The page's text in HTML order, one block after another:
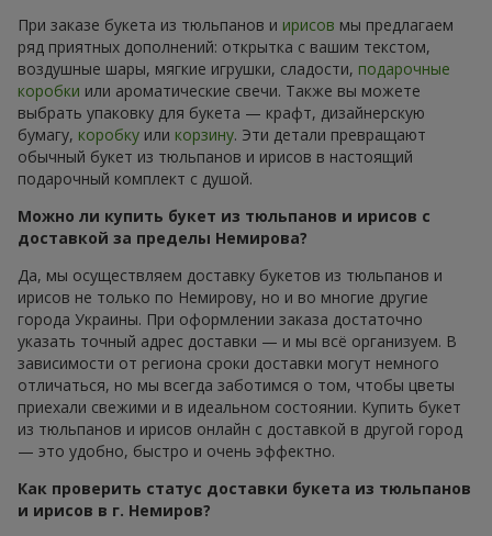
При заказе букета из тюльпанов и ирисов мы предлагаем
ряд приятных дополнений: открытка с вашим текстом,
воздушные шары, мягкие игрушки, сладости, подарочные
коробки или ароматические свечи. Также вы можете
выбрать упаковку для букета — крафт, дизайнерскую
бумагу, коробку или корзину. Эти детали превращают
обычный букет из тюльпанов и ирисов в настоящий
подарочный комплект с душой.
Можно ли купить букет из тюльпанов и ирисов с
доставкой за пределы Немирова?
Да, мы осуществляем доставку букетов из тюльпанов и
ирисов не только по Немирову, но и во многие другие
города Украины. При оформлении заказа достаточно
указать точный адрес доставки — и мы всё организуем. В
зависимости от региона сроки доставки могут немного
отличаться, но мы всегда заботимся о том, чтобы цветы
приехали свежими и в идеальном состоянии. Купить букет
из тюльпанов и ирисов онлайн с доставкой в другой город
— это удобно, быстро и очень эффектно.
Как проверить статус доставки букета из тюльпанов
и ирисов в г. Немиров?